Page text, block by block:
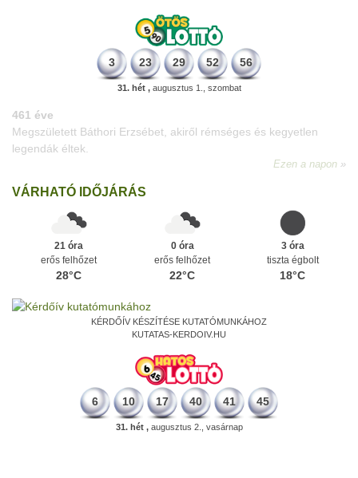
3 23 29 52 56
31. hét ,augusztus 1., szombat
196 éve
Megszületett Kondor Gusztáv csillagász, matematikus, egyetemi
tanár, akadémikus.
Ezen a napon
VÁRHATÓ IDŐJÁRÁS
21 óra
erős felhőzet
28°C
0 óra
erős felhőzet
22°C
3 óra
tiszta égbolt
18°C
KÉRDŐÍV KÉSZÍTÉSE KUTATÓMUNKÁHOZ
KUTATAS-KERDOIV.HU
6 10 17 40 41 45
31. hét ,augusztus 2., vasárnap